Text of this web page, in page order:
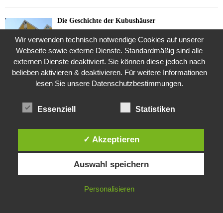
Die Geschichte der Kubushäuser
Was ist denn das? -Mars „SOL 735“ Rover Curiosity
24. November 2015
3. November 2019
Die Straße radikalisiert jeden Tag ein Stückchen
Diese Website verwendet Cookies. Durch die weitere Nutzung dieser
Website stimmst du der Verwendung von Cookies zu.
IN ORDNUNG
Wir verwenden technisch notwendige Cookies auf unserer
Webseite sowie externe Dienste. Standardmäßig sind alle
externen Dienste deaktiviert. Sie können diese jedoch nach
belieben aktivieren & deaktivieren. Für weitere Informationen
lesen Sie unsere Datenschutzbestimmungen.
Essenziell Statistiken
✓ Akzeptieren
Auswahl speichern
Personalisieren